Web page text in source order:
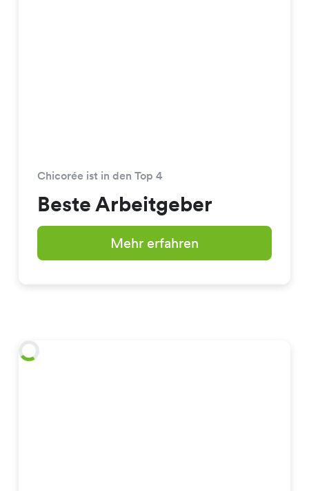
Chicorée ist in den Top 4
Beste Arbeitgeber
Mehr erfahren